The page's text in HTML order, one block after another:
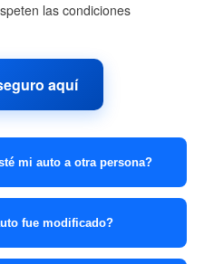
las condiciones
aquí
mi auto a otra persona?
fue modificado?